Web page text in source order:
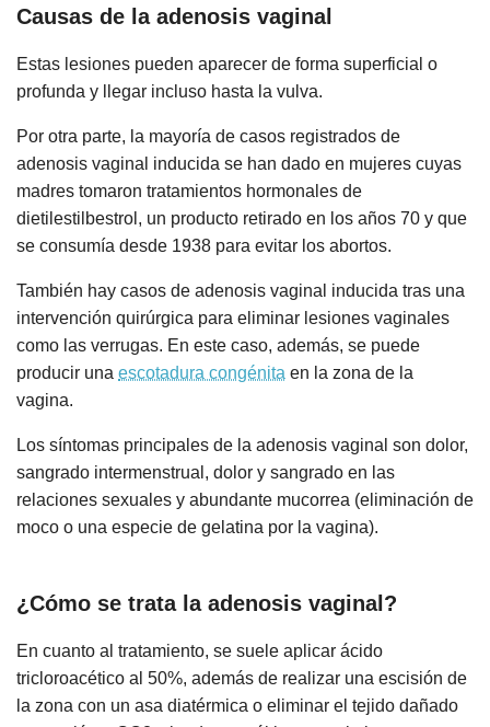
Causas de la adenosis vaginal
Estas lesiones pueden aparecer de forma superficial o
profunda y llegar incluso hasta la vulva.
Por otra parte, la mayoría de casos registrados de
adenosis vaginal inducida se han dado en mujeres cuyas
madres tomaron tratamientos hormonales de
dietilestilbestrol, un producto retirado en los años 70 y que
se consumía desde 1938 para evitar los abortos.
También hay casos de adenosis vaginal inducida tras una
intervención quirúrgica para eliminar lesiones vaginales
como las verrugas. En este caso, además, se puede
producir una escotadura congénita en la zona de la
vagina.
Los síntomas principales de la adenosis vaginal son dolor,
sangrado intermenstrual, dolor y sangrado en las
relaciones sexuales y abundante mucorrea (eliminación de
moco o una especie de gelatina por la vagina).
¿Cómo se trata la adenosis vaginal?
En cuanto al tratamiento, se suele aplicar ácido
tricloroacético al 50%, además de realizar una escisión de
la zona con un asa diatérmica o eliminar el tejido dañado